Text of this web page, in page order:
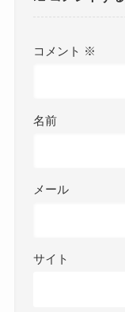
コメント ※
名前
メール
サイト